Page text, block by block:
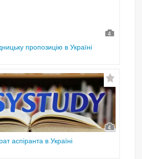
4
пропозицію в Україні
4
аспіранта в Україні